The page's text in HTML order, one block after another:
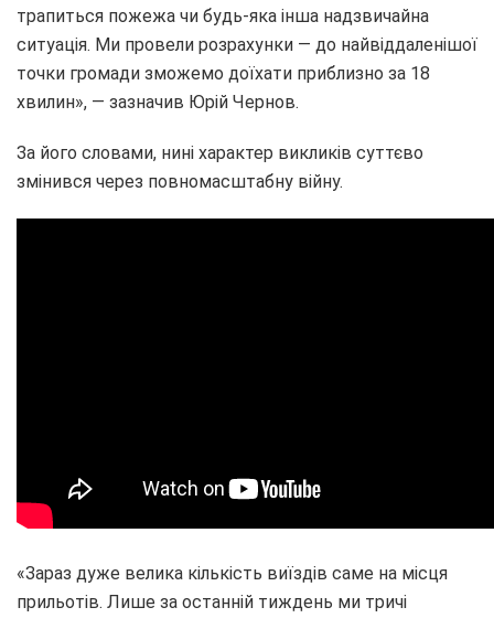
трапиться пожежа чи будь-яка інша надзвичайна
ситуація. Ми провели розрахунки — до найвіддаленішої
точки громади зможемо доїхати приблизно за 18
хвилин», — зазначив Юрій Чернов.
За його словами, нині характер викликів суттєво
змінився через повномасштабну війну.
«Зараз дуже велика кількість виїздів саме на місця
прильотів. Лише за останній тиждень ми тричі